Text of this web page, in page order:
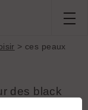
> ces peaux
des black